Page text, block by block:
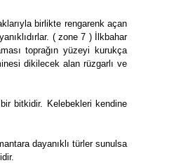
birlikte rengarenk açan
( zone 7 ) İlkbahar
toprağın yüzeyi kurukça
dikilecek alan rüzgarlı ve
bitkidir. Kelebekleri kendine
dayanıklı türler sunulsa